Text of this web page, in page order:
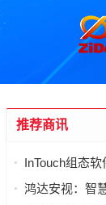
推荐商讯
InTouch组态
鸿达安视：智